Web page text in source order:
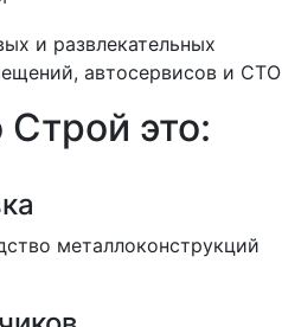
и развлека­тельных
автосервисов и СТО
это:
металлоконструкций